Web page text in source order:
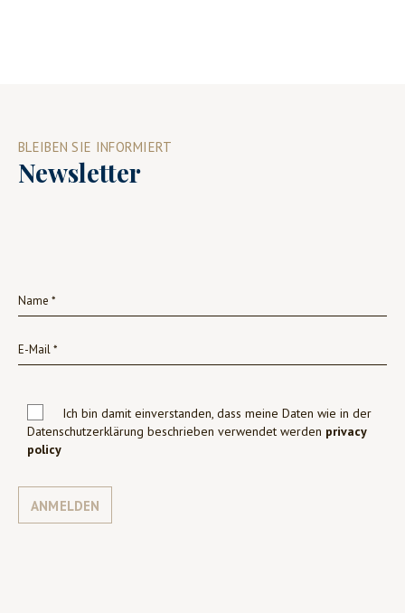
BLEIBEN SIE INFORMIERT
Newsletter
Ich bin damit einverstanden, dass meine Daten wie in der
Datenschutzerklärung beschrieben verwendet werden privacy
policy
ANMELDEN